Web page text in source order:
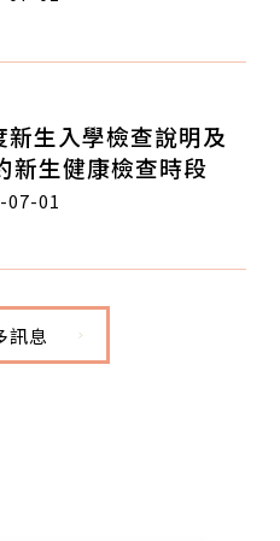
新生入學檢查說明及
新生健康檢查時段
07-01
訊息